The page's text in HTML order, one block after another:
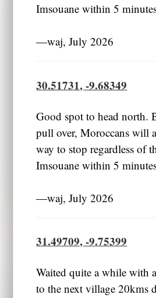
Imsouane within 5
―waj, July 2026
30.51731, -9.68349
Good spot to head north.
pull over, Moroccans will
way to stop regardless of
Imsouane within 5
―waj, July 2026
31.49709, -9.75399
Waited quite a while with
to the next village 20kms